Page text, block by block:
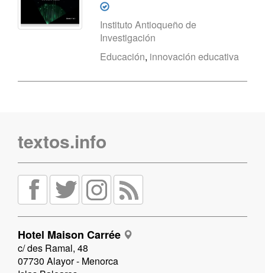
Instituto Antioqueño de
Investigación
Educación, innovación educativa
textos.info
Hotel Maison Carrée
c/ des Ramal, 48
07730 Alayor - Menorca